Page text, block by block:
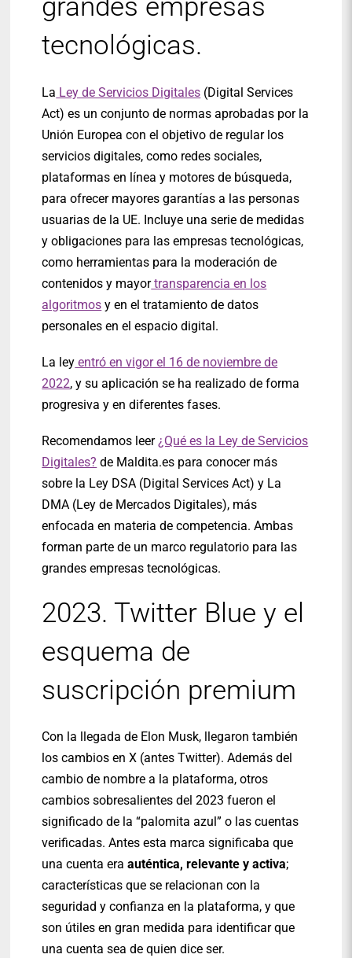
grandes empresas
tecnológicas.
La Ley de Servicios Digitales (Digital Services
Act) es un conjunto de normas aprobadas por la
Unión Europea con el objetivo de regular los
servicios digitales, como redes sociales,
plataformas en línea y motores de búsqueda,
para ofrecer mayores garantías a las personas
usuarias de la UE. Incluye una serie de medidas
y obligaciones para las empresas tecnológicas,
como herramientas para la moderación de
contenidos y mayortransparencia en los
algoritmos y en el tratamiento de datos
personales en el espacio digital.
La ley entró en vigor el 16 de noviembre de
2022, y su aplicación se ha realizado de forma
progresiva y en diferentes fases.
Recomendamos leer¿Qué es la Ley de Servicios
Digitales? de Maldita.es para conocer más
sobre la Ley DSA (Digital Services Act) y La
DMA (Ley de Mercados Digitales), más
enfocada en materia de competencia. Ambas
forman parte de un marco regulatorio para las
grandes empresas tecnológicas.
2023. Twitter Blue y el
esquema de
suscripción premium
Con la llegada de Elon Musk, llegaron también
los cambios en X (antes Twitter). Además del
cambio de nombre a la plataforma, otros
cambios sobresalientes del 2023 fueron el
significado de la “palomita azul” o las cuentas
verificadas. Antes esta marca significaba que
una cuenta eraauténtica, relevante y activa;
características que se relacionan con la
seguridad y confianza en la plataforma, y que
son útiles en gran medida para identificar que
una cuenta sea de quien dice ser.